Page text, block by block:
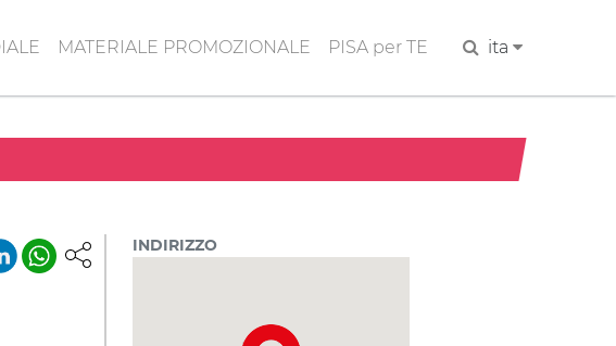
MATERIALE PROMOZIONALE PISA per TE Cerca ita
INDIRIZZO